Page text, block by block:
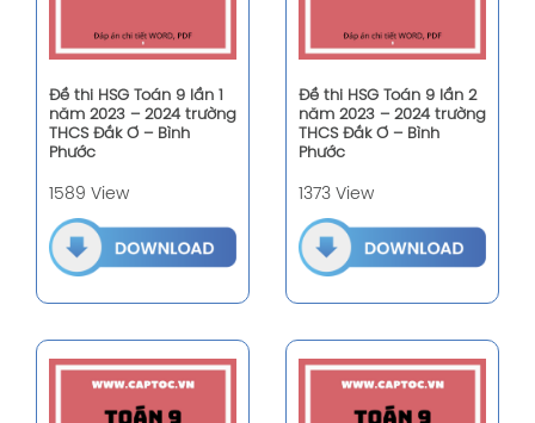
Đề thi HSG Toán 9 lần 1
năm 2023 – 2024 trường
THCS Đắk Ơ – Bình
Phước
1589 View
Đề thi HSG Toán 9 lần 2
năm 2023 – 2024 trường
THCS Đắk Ơ – Bình
Phước
1373 View